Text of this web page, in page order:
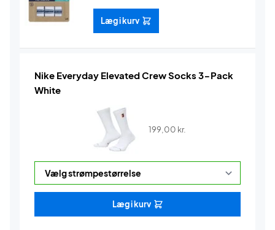
Læg i kurv
Nike Everyday Elevated Crew Socks 3-Pack
White
199,00 kr.
Læg i kurv